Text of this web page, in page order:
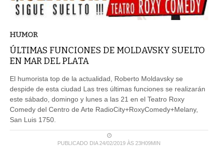
HUMOR
ÚLTIMAS FUNCIONES DE MOLDAVSKY SUELTO
EN MAR DEL PLATA
El humorista top de la actualidad, Roberto Moldavsky se
despide de esta ciudad Las tres últimas funciones se realizarán
este sábado, domingo y lunes a las 21 en el Teatro Roxy
Comedy del Centro de Arte RadioCity+RoxyComedy+Melany,
San Luis 1750.
PUBLICADO DIA 24/02/2019 ÀS 23H09MIN